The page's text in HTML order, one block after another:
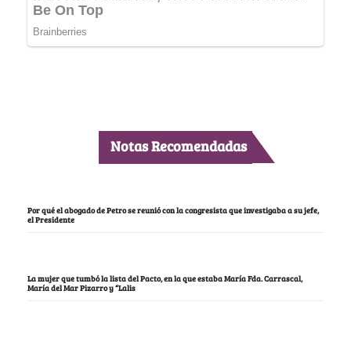
Notas Recomendadas
Por qué el abogado de Petro se reunió con la congresista que investigaba a su jefe,
el Presidente
La mujer que tumbó la lista del Pacto, en la que estaba María Fda. Carrascal,
María del Mar Pizarro y “Lalis